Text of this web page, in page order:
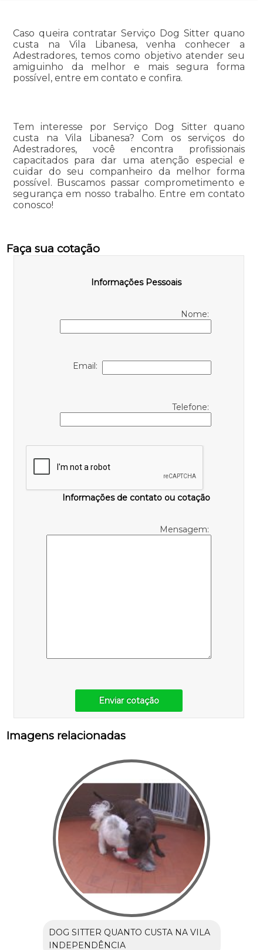
Caso queira contratar Serviço Dog Sitter quano
custa na Vila Libanesa, venha conhecer a
Adestradores, temos como objetivo atender seu
amiguinho da melhor e mais segura forma
possível, entre em contato e confira.
Tem interesse por Serviço Dog Sitter quano
custa na Vila Libanesa? Com os serviços do
Adestradores, você encontra profissionais
capacitados para dar uma atenção especial e
cuidar do seu companheiro da melhor forma
possível. Buscamos passar comprometimento e
segurança em nosso trabalho. Entre em contato
conosco!
Faça sua cotação
Informações Pessoais
Nome:
Email:
Telefone:
Informações de contato ou cotação
Mensagem:
Enviar cotação
Imagens relacionadas
DOG SITTER QUANTO CUSTA NA VILA
INDEPENDÊNCIA